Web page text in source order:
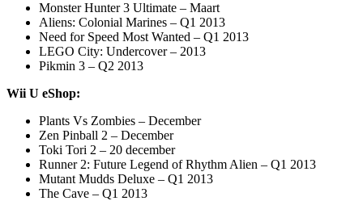
Monster Hunter 3 Ultimate – Maart
Aliens: Colonial Marines – Q1 2013
Need for Speed Most Wanted – Q1 2013
LEGO City: Undercover – 2013
Pikmin 3 – Q2 2013
Wii U eShop:
Plants Vs Zombies – December
Zen Pinball 2 – December
Toki Tori 2 – 20 december
Runner 2: Future Legend of Rhythm Alien – Q1 2013
Mutant Mudds Deluxe – Q1 2013
The Cave – Q1 2013